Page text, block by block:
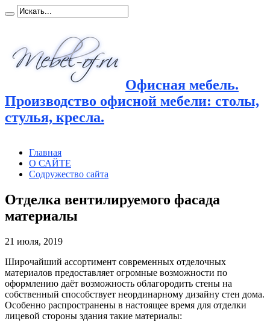
Офисная мебель.
Производство офисной мебели: столы,
стулья, кресла.
Главная
О САЙТЕ
Содружество сайта
Отделка вентилируемого фасада
материалы
21 июля, 2019
Широчайший ассортимент современных отделочных
материалов предоставляет огромные возможности по
оформлению даёт возможность облагородить стены на
собственный способствует неординарному дизайну стен дома.
Особенно распространены в настоящее время для отделки
лицевой стороны здания такие материалы: